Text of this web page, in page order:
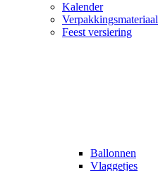
Kalender
Verpakkingsmateriaal
Feest versiering
Ballonnen
Vlaggetjes